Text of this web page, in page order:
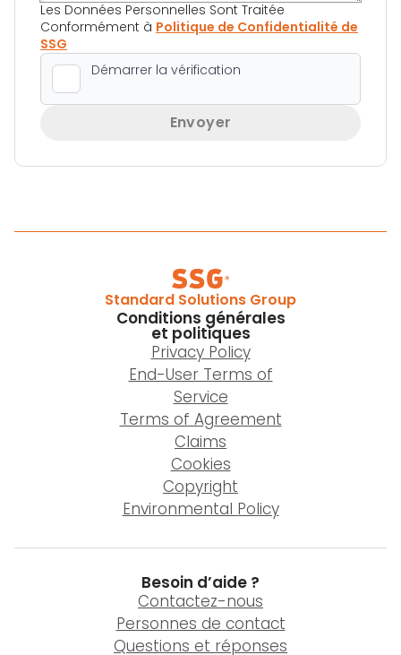
Les Données Personnelles Sont Traitée
Conformément à Politique de Confidentialité de
SSG
Envoyer
Standard Solutions Group
Conditions générales
et politiques
Privacy Policy
End-User Terms of
Service
Terms of Agreement
Claims
Cookies
Copyright
Environmental Policy
Besoin d’aide ?
Contactez-nous
Personnes de contact
Questions et réponses